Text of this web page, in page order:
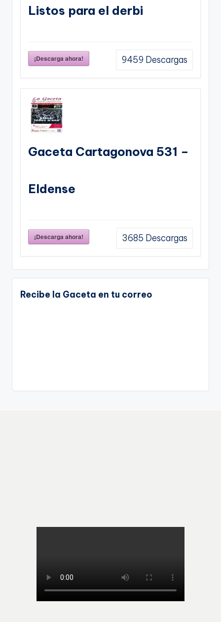
Listos para el derbi
¡Descarga ahora! 9459 Descargas
Gaceta Cartagonova 531 –
Eldense
¡Descarga ahora! 3685 Descargas
Recibe la Gaceta en tu correo